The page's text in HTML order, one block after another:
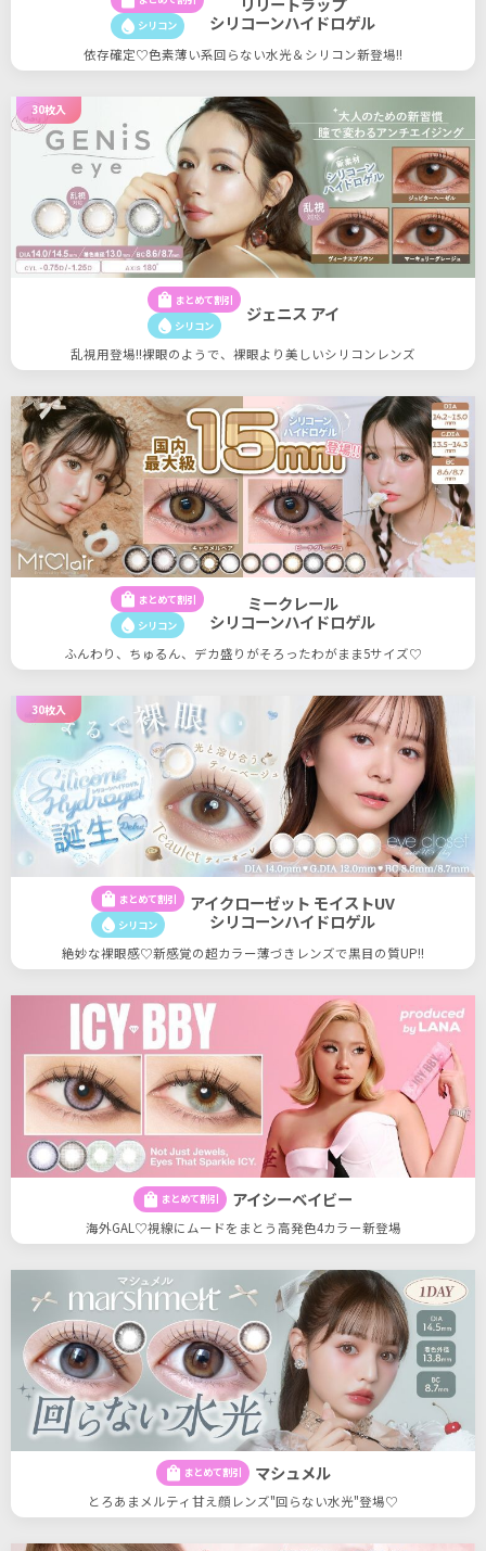
water_drop シリコン
シリコーンハイドロゲル
依存確定♡色素薄い系回らない水光＆シリコン新登場!!
30枚入
shopping_bag まとめて割引
water_drop シリコン
ジェニス アイ
乱視用登場!!裸眼のようで、裸眼より美しいシリコンレンズ
shopping_bag まとめて割引
water_drop シリコン
ミークレール
シリコーンハイドロゲル
ふんわり、ちゅるん、デカ盛りがそろったわがまま5サイズ♡
30枚入
shopping_bag まとめて割引
water_drop シリコン
アイクローゼット モイストUV
シリコーンハイドロゲル
絶妙な裸眼感♡新感覚の超カラー薄づきレンズで黒目の質UP!!
shopping_bag まとめて割引 アイシーベイビー
海外GAL♡視線にムードをまとう高発色4カラー新登場
shopping_bag まとめて割引 マシュメル
とろあまメルティ甘え顔レンズ"回らない水光"登場♡